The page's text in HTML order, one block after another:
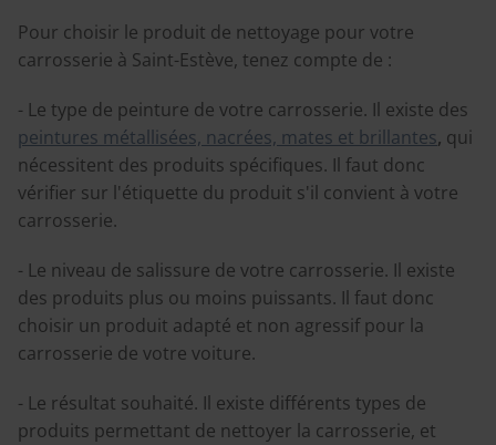
Pour choisir le produit de nettoyage pour votre
carrosserie à Saint-Estève, tenez compte de :
- Le type de peinture de votre carrosserie. Il existe des
peintures métallisées, nacrées, mates et brillantes, qui
nécessitent des produits spécifiques. Il faut donc
vérifier sur l'étiquette du produit s'il convient à votre
carrosserie.
- Le niveau de salissure de votre carrosserie. Il existe
des produits plus ou moins puissants. Il faut donc
choisir un produit adapté et non agressif pour la
carrosserie de votre voiture.
- Le résultat souhaité. Il existe différents types de
produits permettant de nettoyer la carrosserie, et